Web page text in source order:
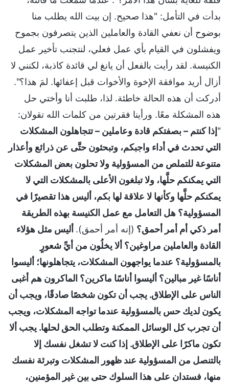
بدأت في التأمل: "هذا صحيح. إن بيت الله يطلب منا
بوضوح أن نعفي القادة والعاملين الذين يتصرفون بجموح
ويفشلون في القيام بأي عمل فعلي، لنتجنب تأخير عمل
الكنيسة. لقد رأيت بالفعل أن يانغ لي قائدة كاذبة، لكنني لا
أزال أريد موافقة الإخوة والأخوات قبل إعفائها. لمَ هذا؟".
أدركت أن هذه الحالة خاطئة. لذا، طلبت أنا وأختي حل
هذه المشكلة معًا. ورأينا فقرتين من كلمات الله تقولان:
"إذا كنتم – بصفتكم قادة وعاملين – تتجاهلون المشكلات
التي تحدث في أداء واجبكم، وتبحثون حتَّى عن ذرائع وأعذار
متنوعة للتملص من المسؤولية ولا تحلون بعض المشكلات
التي يمكنكم حلَّها، ولا تبلغون الأعلى بالمشكلات التي لا
يمكنكم حلَّها وكأنها لا علاقة لها بكم، أليس هذا تقصيرًا في
المسؤولية؟ هل التعامل مع عمل الكنيسة بهذه الطريقة
أمر ذكي أم أمر أحمق؟ (إنه أمر أحمق). أليس مثل هؤلاء
القادة والعاملين مراوغين؟ ألا يخلُون من أيِّ شعورٍ
بالمسؤولية؟ عندما يواجهون المشكلات، يتجاهلونها؛ أليسوا
أناسًا غير مبالين؟ أليسوا أناسًا ماكرين؟ الماكرون هم أغبى
الناس على الإطلاق. يجب أن تكون شخصًا صادقًا، ويجب أن
يكون لديك حس بالمسؤولية عندما تواجه المشكلات، ويجب
أن تجرب كل الوسائل الممكنة وتطلب الحق لحلها. يجب ألا
تكون ماكرًا على الإطلاق. إذا كنت لا تشغل نفسك إلا
بالتنصل من المسؤولية عند ظهور المشكلات وتبرئة نفسك
منها، فستدان على هذا السلوك حتى بين غير المؤمنين،